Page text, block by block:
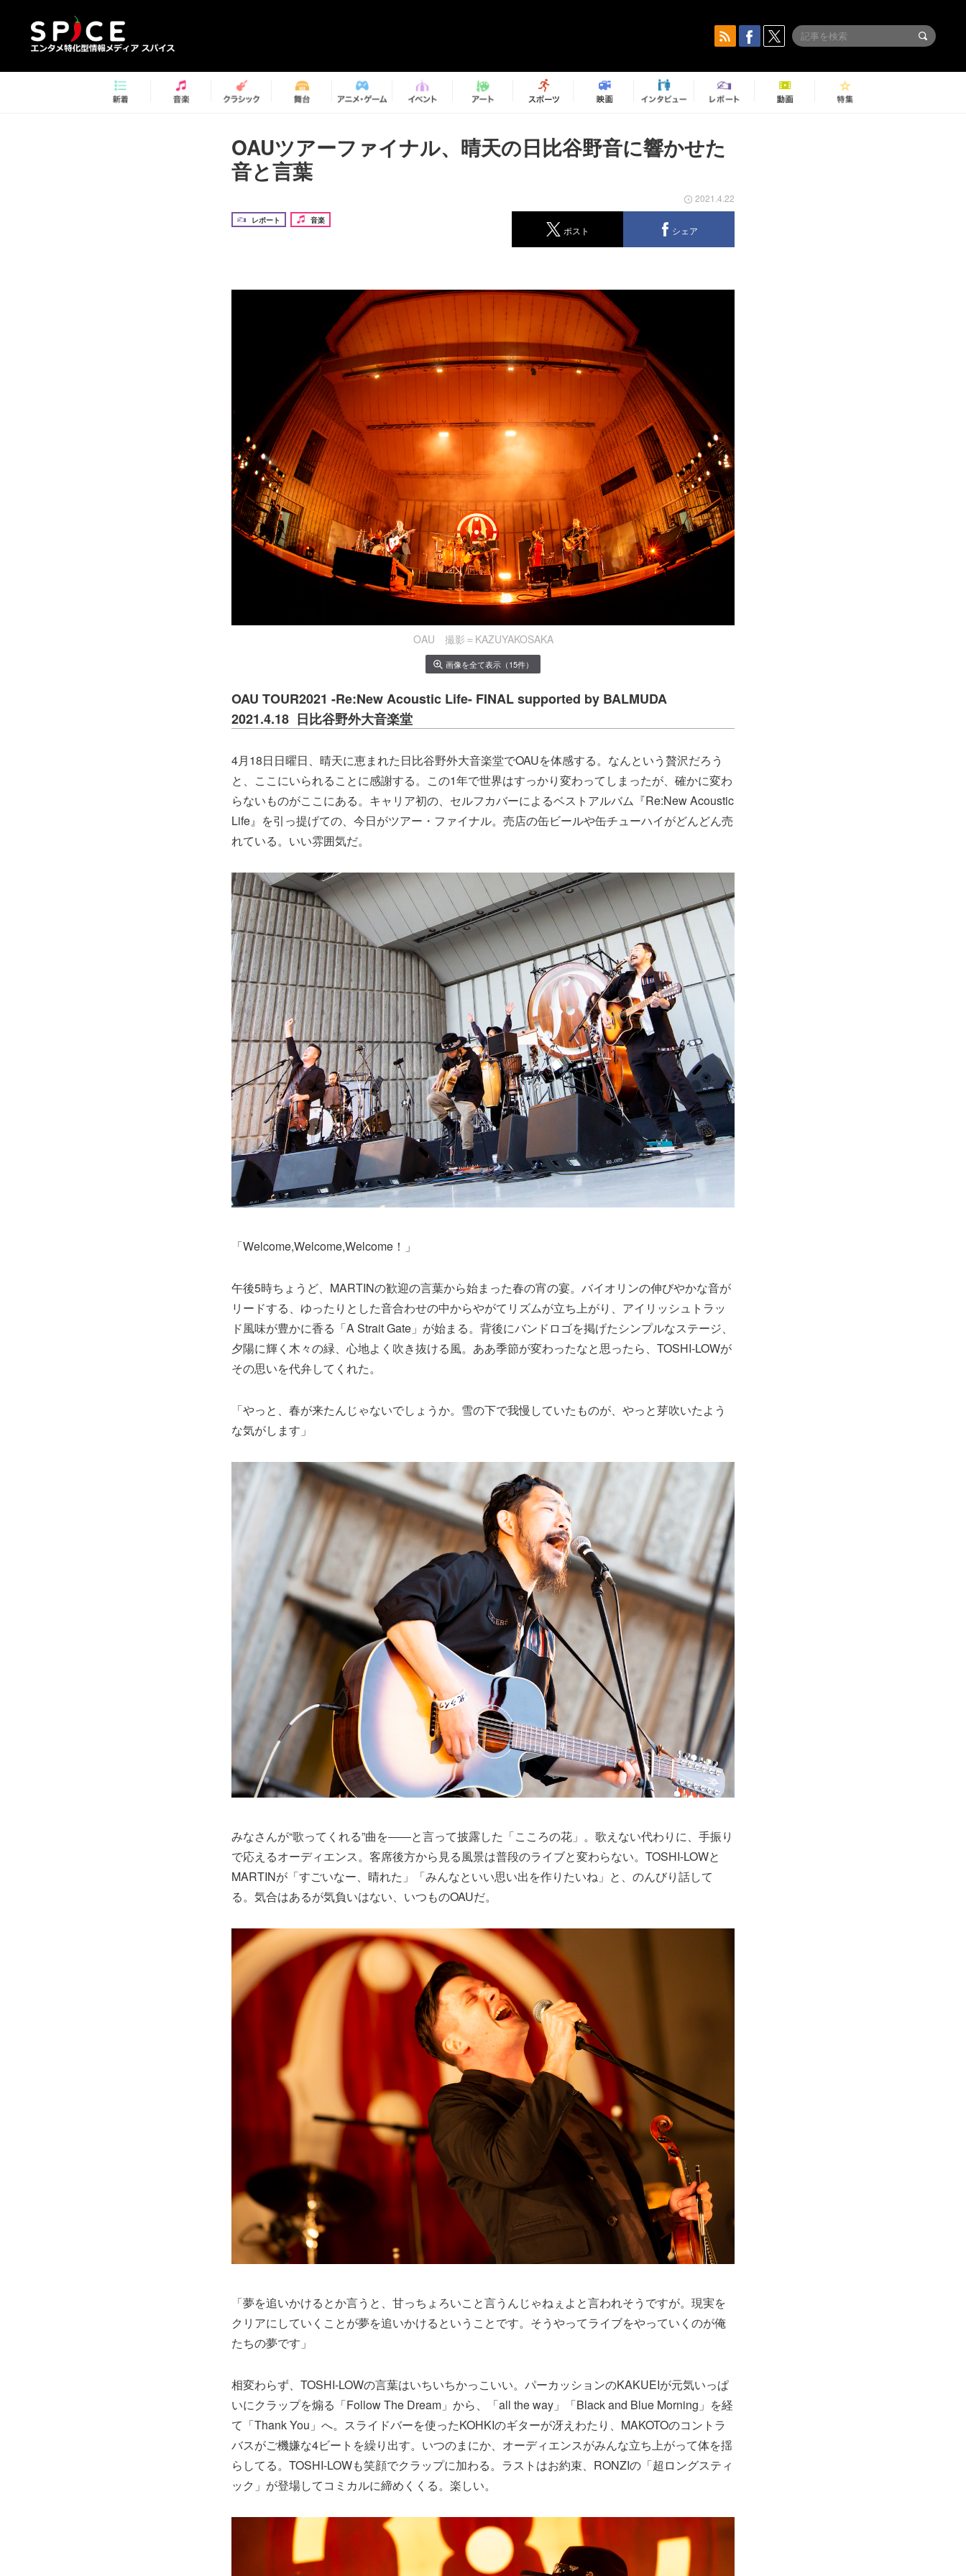
OAUツアーファイナル、晴天の日比谷野音に響かせた
音と言葉
レポート 音楽
2021.4.22
ポスト シェア
OAU 撮影＝KAZUYAKOSAKA
画像を全て表示（15件）
OAU TOUR2021 -Re:New Acoustic Life- FINAL supported by BALMUDA
2021.4.18 日比谷野外大音楽堂
4月18日日曜日、晴天に恵まれた日比谷野外大音楽堂でOAUを体感する。なんという贅沢だろう
と、ここにいられることに感謝する。この1年で世界はすっかり変わってしまったが、確かに変わ
らないものがここにある。キャリア初の、セルフカバーによるベストアルバム『Re:New Acoustic
Life』を引っ提げての、今日がツアー・ファイナル。売店の缶ビールや缶チューハイがどんどん売
れている。いい雰囲気だ。
「Welcome,Welcome,Welcome！」
午後5時ちょうど、MARTINの歓迎の言葉から始まった春の宵の宴。バイオリンの伸びやかな音が
リードする、ゆったりとした音合わせの中からやがてリズムが立ち上がり、アイリッシュトラッ
ド風味が豊かに香る「A Strait Gate」が始まる。背後にバンドロゴを掲げたシンプルなステージ、
夕陽に輝く木々の緑、心地よく吹き抜ける風。ああ季節が変わったなと思ったら、TOSHI-LOWが
その思いを代弁してくれた。
「やっと、春が来たんじゃないでしょうか。雪の下で我慢していたものが、やっと芽吹いたよう
な気がします」
みなさんが“歌ってくれる”曲を――と言って披露した「こころの花」。歌えない代わりに、手振り
で応えるオーディエンス。客席後方から見る風景は普段のライブと変わらない。TOSHI-LOWと
MARTINが「すごいなー、晴れた」「みんなといい思い出を作りたいね」と、のんびり話して
る。気合はあるが気負いはない、いつものOAUだ。
「夢を追いかけるとか言うと、甘っちょろいこと言うんじゃねぇよと言われそうですが。現実を
クリアにしていくことが夢を追いかけるということです。そうやってライブをやっていくのが俺
たちの夢です」
相変わらず、TOSHI-LOWの言葉はいちいちかっこいい。パーカッションのKAKUEIが元気いっぱ
いにクラップを煽る「Follow The Dream」から、「all the way」「Black and Blue Morning」を経
て「Thank You」へ。スライドバーを使ったKOHKIのギターが冴えわたり、MAKOTOのコントラ
バスがご機嫌な4ビートを繰り出す。いつのまにか、オーディエンスがみんな立ち上がって体を揺
らしてる。TOSHI-LOWも笑顔でクラップに加わる。ラストはお約束、RONZIの「超ロングスティ
ック」が登場してコミカルに締めくくる。楽しい。